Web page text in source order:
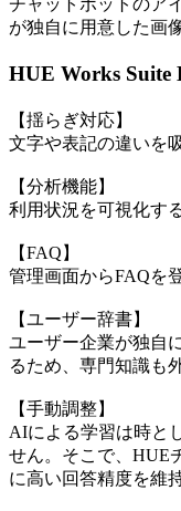
が独自に用意した画
HUE Works Suite
【揺らぎ対応】
文字や表記の違いを
【分析機能】
利用状況を可視化す
【FAQ】
管理画面からFAQを
【ユーザー辞書】
ユーザー企業が独自
るため、専門知識も
【手動調整】
AIによる学習は時と
せん。そこで、HUE
に高い回答精度を維